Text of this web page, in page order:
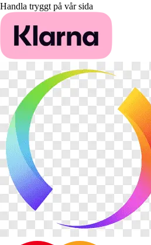
Handla tryggt på vår sida